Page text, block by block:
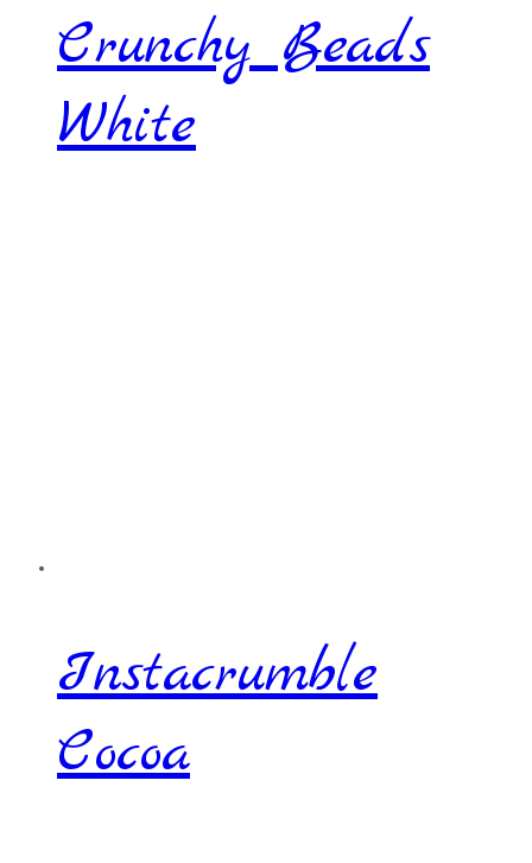
Crunchy Beads
White
Instacrumble
Cocoa